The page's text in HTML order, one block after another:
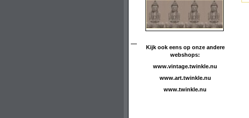
Kijk ook eens op onze andere
webshops:
www.vintage.twinkle.nu
www.art.twinkle.nu
www.twinkle.nu